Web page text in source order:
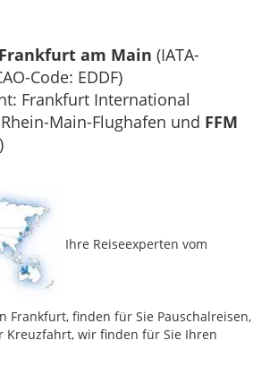
am Main (IATA-
Code: EDDF)
Frankfurt International
Main-Flughafen und FFM
)
Ihre Reiseexperten vom
Frankfurt, finden für Sie Pauschalreisen,
Kreuzfahrt, wir finden für Sie Ihren